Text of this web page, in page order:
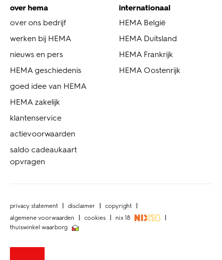
over hema
over ons bedrijf
werken bij HEMA
nieuws en pers
HEMA geschiedenis
goed idee van HEMA
HEMA zakelijk
klantenservice
actievoorwaarden
saldo cadeaukaart
opvragen
internationaal
HEMA België
HEMA Duitsland
HEMA Frankrijk
HEMA Oostenrijk
privacy statement disclaimer
copyright
algemene voorwaarden
cookies
nix 18
thuiswinkel waarborg